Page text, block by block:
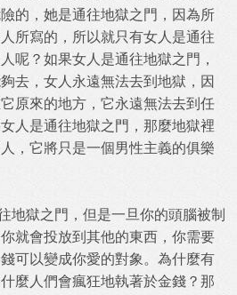
的，她是通往地獄之門，因為所
所寫的，所以就只有女人是通往
呢？如果女人是通往地獄之門，
去，女人永遠無法去到地獄，因
原來的地方，它永遠無法去到任
人是通往地獄之門，那麼地獄裡
，它將只是一個男性主義的俱樂
獄之門，但是一旦你的頭腦被制
就會投放到其他的東西，你需要
可以變成你愛的對象。為什麼有
麼人們會瘋狂地執著於金錢？那